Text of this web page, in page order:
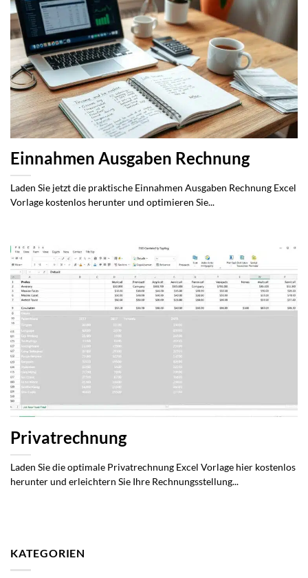
Einnahmen Ausgaben Rechnung
Laden Sie jetzt die praktische Einnahmen Ausgaben Rechnung Excel
Vorlage kostenlos herunter und optimieren Sie...
Privatrechnung
Laden Sie die optimale Privatrechnung Excel Vorlage hier kostenlos
herunter und erleichtern Sie Ihre Rechnungsstellung...
KATEGORIEN